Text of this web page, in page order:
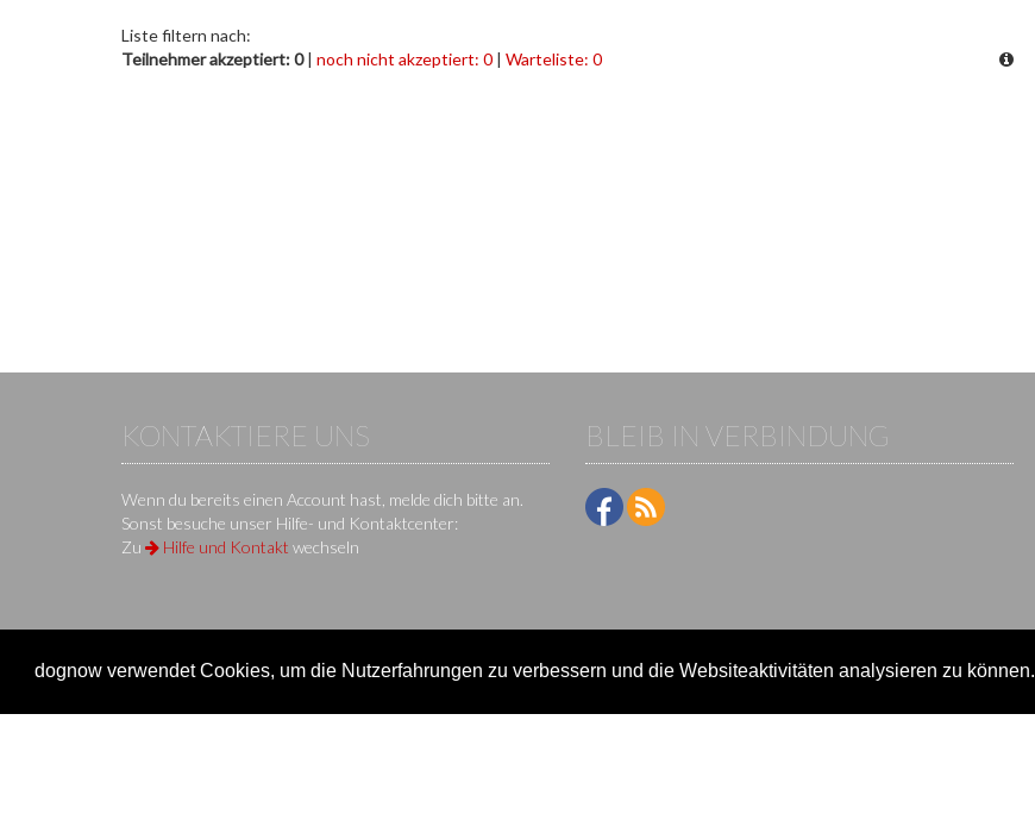
dognow verwendet Cookies, um die Nutzerfahrungen zu verbessern und die Websiteaktivitäten analysieren zu können.
Liste filtern nach:
Teilnehmer akzeptiert: 0| noch nicht akzeptiert: 0 | Warteliste: 0
KONTAKTIERE UNS
Wenn du bereits einen Account hast, melde dich bitte an.
Sonst besuche unser Hilfe- und Kontaktcenter:
Zu
Hilfe und Kontakt wechseln
BLEIB IN VERBINDUNG